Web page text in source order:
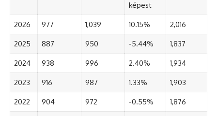
képest
2026 977 1,039 10.15% 2,016
2025 887 950 -5.44% 1,837
2024 938 996 2.40% 1,934
2023 916 987 1.33% 1,903
2022 904 972 -0.55% 1,876